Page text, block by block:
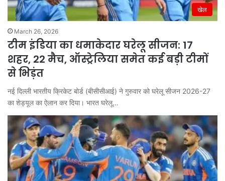
खेल
March 26, 2026
टीम इंडिया का धमाकेदार घरेलू सीजन: 17
शहर, 22 मैच, ऑस्ट्रेलिया समेत कई बड़ी टीमों
से भिड़ंत
नई दिल्ली भारतीय क्रिकेट बोर्ड (बीसीसीआई) ने गुरुवार को घरेलू सीजन 2026-27
का शेड्यूल का ऐलान कर दिया। भारत घरेलू…